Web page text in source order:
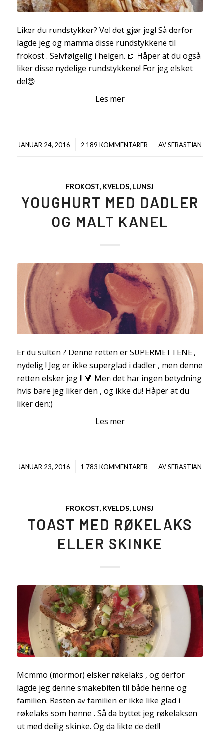
Liker du rundstykker? Vel det gjør jeg! Så derfor
lagde jeg og mamma disse rundstykkene til
frokost . Selvfølgelig i helgen. 🍺 Håper at du også
liker disse nydelige rundstykkene! For jeg elsket
de!😍
Les mer
JANUAR 24, 2016
/ 2 189 KOMMENTARER
/ AVSEBASTIAN
FROKOST, KVELDS, LUNSJ
YOUGHURT MED DADLER
OG MALT KANEL
Er du sulten ? Denne retten er SUPERMETTENE ,
nydelig ! Jeg er ikke superglad i dadler , men denne
retten elsker jeg !! 🍹 Men det har ingen betydning
hvis bare jeg liker den , og ikke du! Håper at du
liker den:)
Les mer
JANUAR 23, 2016
/ 1 783 KOMMENTARER
/ AVSEBASTIAN
FROKOST, KVELDS, LUNSJ
TOAST MED RØKELAKS
ELLER SKINKE
Mommo (mormor) elsker røkelaks , og derfor
lagde jeg denne smakebiten til både henne og
familien. Resten av familien er ikke like glad i
røkelaks som henne . Så da byttet jeg røkelaksen
ut med deilig skinke. Og da likte de det!!